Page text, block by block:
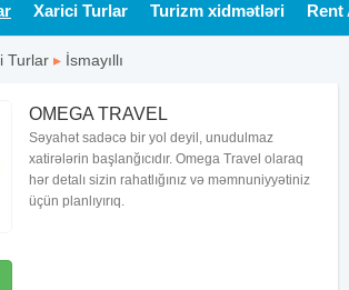
Xarici Turlar Turizm xidmətləri Rent
Turlar ▸ İsmayıllı
OMEGA TRAVEL
Səyahət sadəcə bir yol deyil, unudulmaz
xatirələrin başlanğıcıdır. Omega Travel olaraq
hər detalı sizin rahatlığınız və məmnuniyyətiniz
üçün planlıyırıq.